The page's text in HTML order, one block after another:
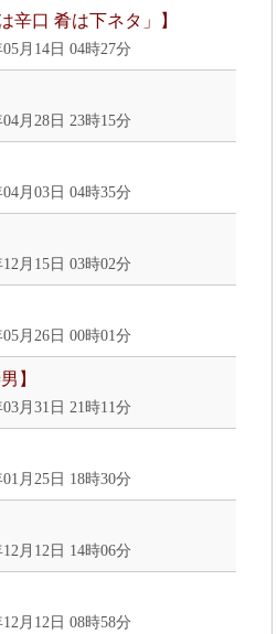
辛口 肴は下ネタ」】
05月14日 04時27分
04月28日 23時15分
04月03日 04時35分
12月15日 03時02分
05月26日 00時01分
】
03月31日 21時11分
01月25日 18時30分
12月12日 14時06分
12月12日 08時58分